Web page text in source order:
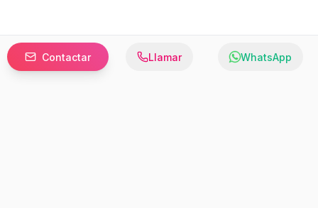
Contactar Llamar WhatsApp